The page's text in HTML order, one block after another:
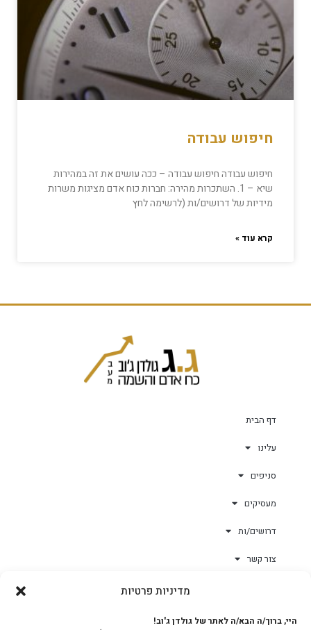
מדיניות פרטיות
היי, ברוך/ה הבא/ה לאתר של גולדן ג'וב!
חיפוש עבודה
חיפוש עבודה חיפוש עבודה – ככה עושים את זה במהירות
שיא – 1. השתכרות מהירה: חברות כוח אדם מציגות משרות
מידיות של דרושים/ות (לרשימה לחץ
קרא עוד »
דף הבית
עלינו
סניפים
מעסיקים
דרושים/ות
צור קשר